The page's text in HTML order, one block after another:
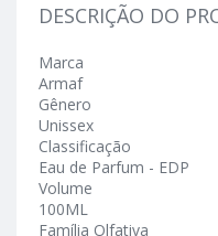
DESCRIÇÃO DO
Marca
Armaf
Gênero
Unissex
Classificação
Eau de Parfum - EDP
Volume
100ML
Família Olfativa